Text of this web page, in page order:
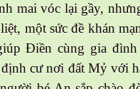
mai vóc lại gầy,
một sức đề khán
Điền cùng gia
cư nơi đất Mỷ với